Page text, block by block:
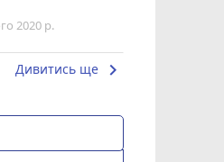
2020 р.
Дивитись ще keyboard_arrow_right